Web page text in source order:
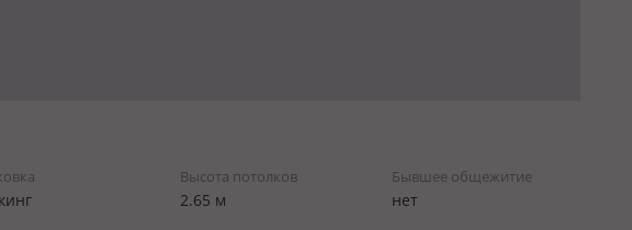
Высота потолков
2.65 м
Бывшее общежитие
нет